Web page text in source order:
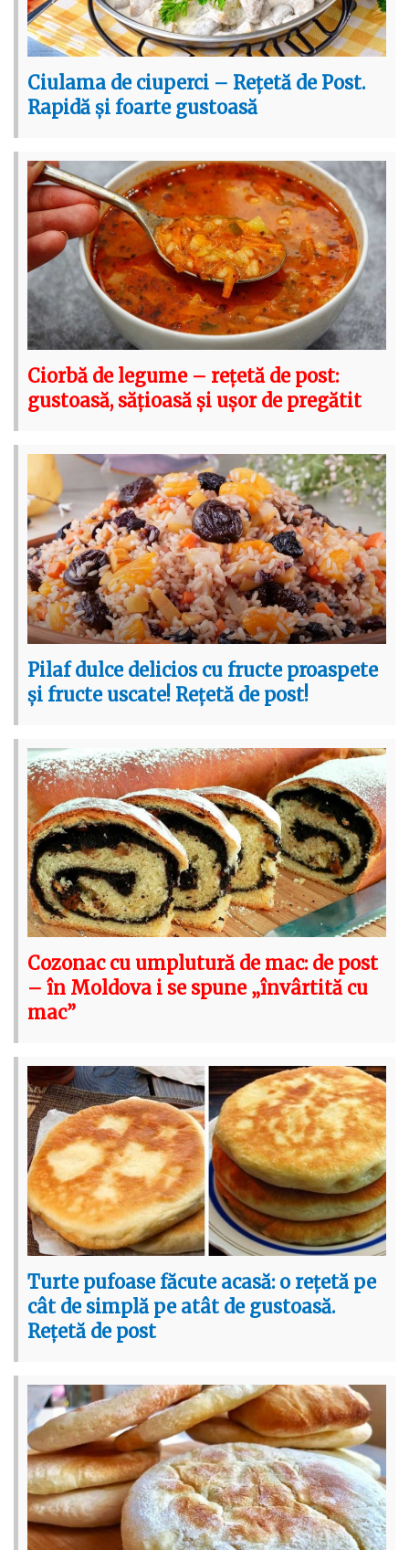
Ciulama de ciuperci – Rețetă de Post.
Rapidă și foarte gustoasă
Ciorbă de legume – rețetă de post:
gustoasă, sățioasă și ușor de pregătit
Pilaf dulce delicios cu fructe proaspete
și fructe uscate! Rețetă de post!
Cozonac cu umplutură de mac: de post
– în Moldova i se spune „învârtită cu
mac”
Turte pufoase făcute acasă: o rețetă pe
cât de simplă pe atât de gustoasă.
Rețetă de post